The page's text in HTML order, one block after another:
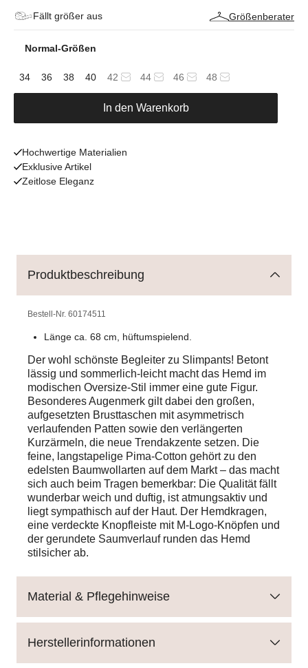
Fällt größer aus Größenberater
Normal-Größen
34 36 38 40 42 44 46 48
In den Warenkorb
Hochwertige Materialien
Exklusive Artikel
Zeitlose Eleganz
Produktbeschreibung
Bestell-Nr. 60174511
Länge ca. 68 cm, hüftumspielend.
Der wohl schönste Begleiter zu Slimpants! Betont
lässig und sommerlich-leicht macht das Hemd im
modischen Oversize-Stil immer eine gute Figur.
Besonderes Augenmerk gilt dabei den großen,
aufgesetzten Brusttaschen mit asymmetrisch
verlaufenden Patten sowie den verlängerten
Kurzärmeln, die neue Trendakzente setzen. Die
feine, langstapelige Pima-Cotton gehört zu den
edelsten Baumwollarten auf dem Markt – das macht
sich auch beim Tragen bemerkbar: Die Qualität fällt
wunderbar weich und duftig, ist atmungsaktiv und
liegt sympathisch auf der Haut. Der Hemdkragen,
eine verdeckte Knopfleiste mit M-Logo-Knöpfen und
der gerundete Saumverlauf runden das Hemd
stilsicher ab.
Material & Pflegehinweise
Herstellerinformationen